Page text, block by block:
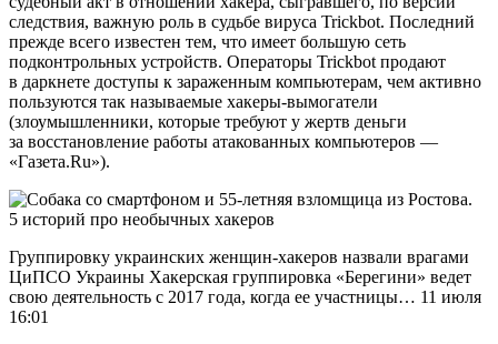
следствия, важную роль в судьбе вируса Trickbot. Последний
прежде всего известен тем, что имеет большую сеть
подконтрольных устройств. Операторы Trickbot продают
в даркнете доступы к зараженным компьютерам, чем активно
пользуются так называемые хакеры-вымогатели
(злоумышленники, которые требуют у жертв деньги
за восстановление работы атакованных компьютеров —
«Газета.Ru»).
Группировку украинских женщин-хакеров назвали врагами
ЦиПСО Украины Хакерская группировка «Берегини» ведет
свою деятельность с 2017 года, когда ее участницы… 11 июля
16:01